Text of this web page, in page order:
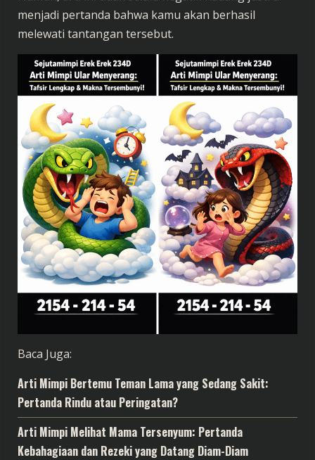
menjadi pertanda bahwa kamu akan berhasil
melewati tantangan tersebut.
Baca Juga:
Arti Mimpi Bertemu Teman Lama yang Sedang Sakit:
Pertanda Rindu atau Peringatan?
Arti Mimpi Melihat Mama Tersenyum: Pertanda
Kebahagiaan dan Rezeki yang Datang Diam-Diam